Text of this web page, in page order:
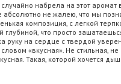
набрела на этот
абсолютно не жалею, что мы
композиция, с легкой
глубиной, что просто
руку на сердце с твердой
«вкусная». Не стильная,
Такая, которой хочется